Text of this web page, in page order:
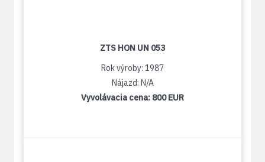
ZTS HON UN 053
Rok výroby: 1987
Nájazd: N/A
Vyvolávacia cena: 800 EUR